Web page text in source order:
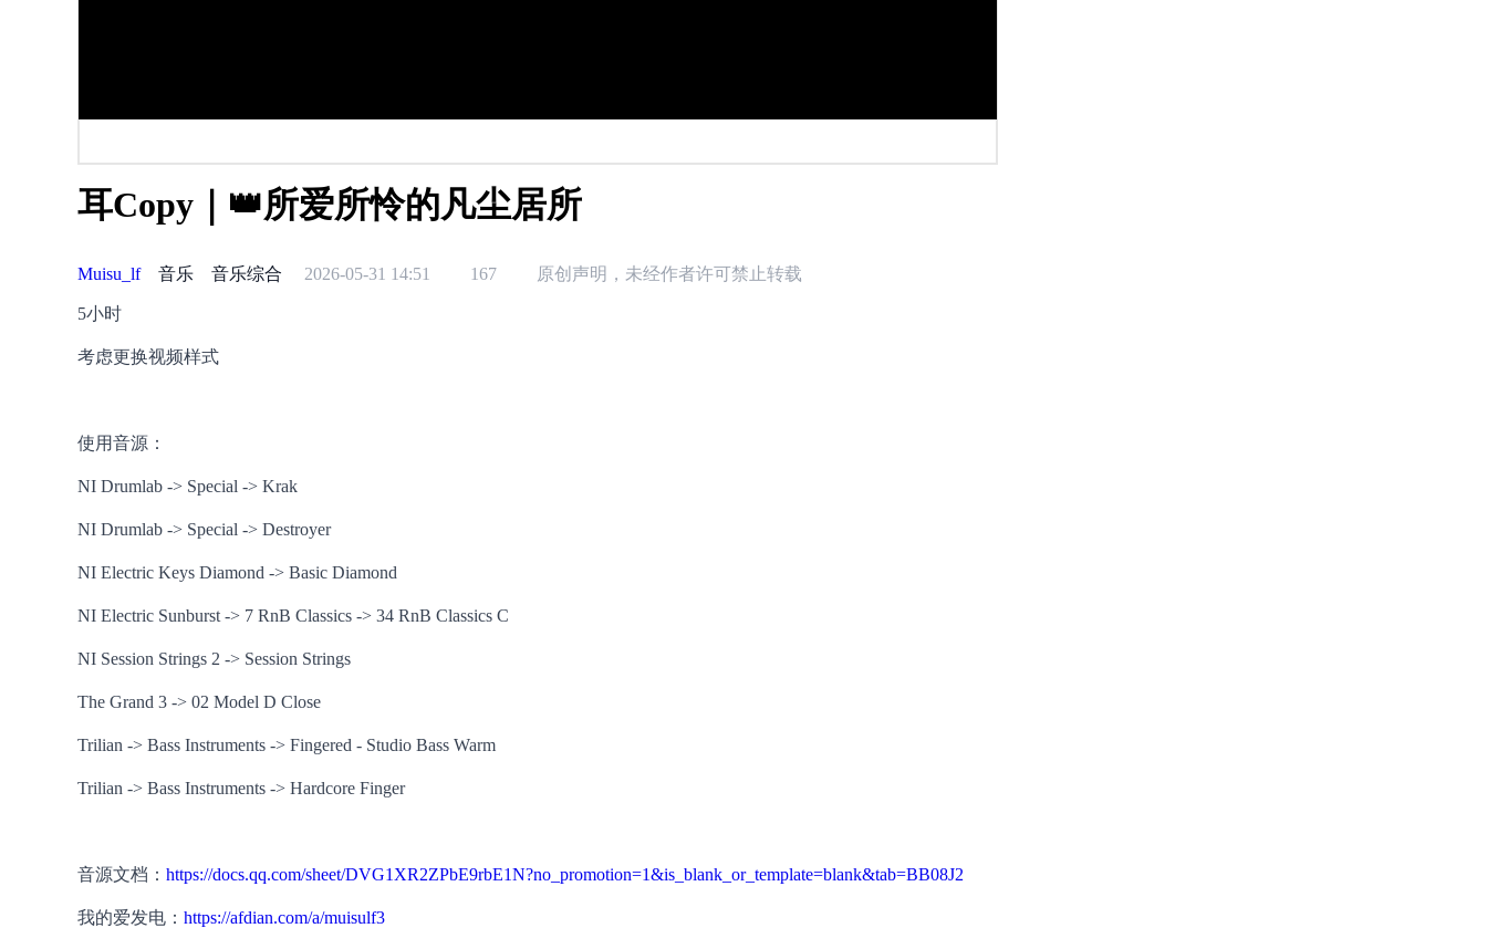
耳Copy｜👑所爱所怜的凡尘居所
Muisu_lf 音乐 音乐综合 2026-05-31 14:51 167 原创声明，未经作者许可禁止转载
5小时
考虑更换视频样式
使用音源：
NI Drumlab -> Special -> Krak
NI Drumlab -> Special -> Destroyer
NI Electric Keys Diamond -> Basic Diamond
NI Electric Sunburst -> 7 RnB Classics -> 34 RnB Classics C
NI Session Strings 2 -> Session Strings
The Grand 3 -> 02 Model D Close
Trilian -> Bass Instruments -> Fingered - Studio Bass Warm
Trilian -> Bass Instruments -> Hardcore Finger
音源文档： https://docs.qq.com/sheet/DVG1XR2ZPbE9rbE1N?no_promotion=1&is_blank_or_template=blank&tab=BB08J2
我的爱发电： https://afdian.com/a/muisulf3